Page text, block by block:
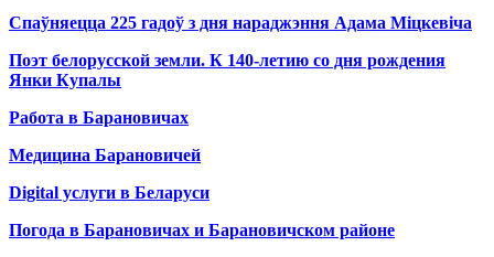
Спаўняецца 225 гадоў з дня нараджэння Адама Міцкевіча
Поэт белорусской земли. К 140-летию со дня рождения
Янки Купалы
Работа в Барановичах
Медицина Барановичей
Digital услуги в Беларуси
Погода в Барановичах и Барановичском районе